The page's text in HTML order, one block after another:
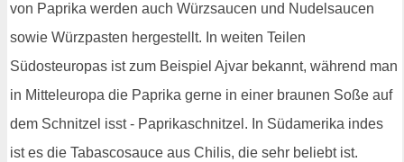
von Paprika werden auch Würzsaucen und Nudelsaucen
sowie Würzpasten hergestellt. In weiten Teilen
Südosteuropas ist zum Beispiel Ajvar bekannt, während man
in Mitteleuropa die Paprika gerne in einer braunen Soße auf
dem Schnitzel isst - Paprikaschnitzel. In Südamerika indes
ist es die Tabascosauce aus Chilis, die sehr beliebt ist.